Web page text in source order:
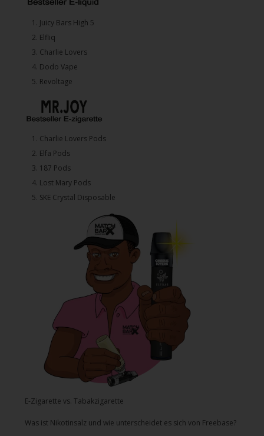
1.⁠ ⁠Juicy Bars High 5
2.⁠ ⁠⁠Elfliq
3.⁠ ⁠⁠Charlie Lovers
4.⁠ ⁠⁠Dodo Vape
5. ⁠Revoltage
1.⁠ ⁠Charlie Lovers Pods
2.⁠ ⁠⁠Elfa Pods
3.⁠ ⁠⁠187 Pods
4.⁠ ⁠⁠Lost Mary Pods
5.⁠ ⁠⁠SKE Crystal Disposable
E-Zigarette vs. Tabakzigarette
Was ist Nikotinsalz und wie unterscheidet es sich von Freebase?